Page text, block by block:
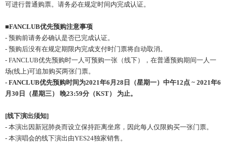
可进行普通购票。请务必在规定时间内完成认证。
■FANCLUB优先预购注意事项
- 预购前请务必确认是否已完成认证。
- 预购后没有在规定期限内完成支付时门票将自动取消。
- FANCLUB优先预购时一人可预购一张（线下），在普通预购期间一人一
场(线上)可追加购买两张门票。
- FANCLUB优先预购时间为2021年6 月 28 日（星期一）中午12点 ~ 2021年6
月 30 日（星期三） 晚23:59分（KST） 为止。
[线下演出须知]
- 本演出因新冠肺炎而设立保持距离坐席，因此每人仅限购买一张门票。
- 本演唱会的线下演出由YES24独家销售。